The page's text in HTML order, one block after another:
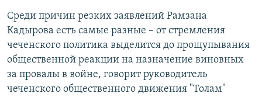
Среди причин резких заявлений Рамзана
Кадырова есть самые разные – от стремления
чеченского политика выделится до прощупывания
общественной реакции на назначение виновных
за провалы в войне, говорит руководитель
чеченского общественного движения "Толам"